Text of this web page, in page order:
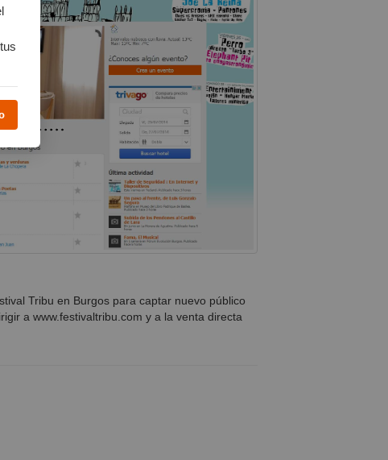
Tribu en Burgos para captar nuevo público
a www.festivaltribu.com y a la venta directa